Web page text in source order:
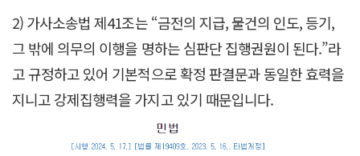
2) 가사소송법 제41조는 “금전의 지급, 물건의 인도, 등기,
그 밖에 의무의 이행을 명하는 심판단 집행권원이 된다.”라
고 규정하고 있어 기본적으로 확정 판결문과 동일한 효력을
지니고 강제집행력을 가지고 있기 때문입니다.